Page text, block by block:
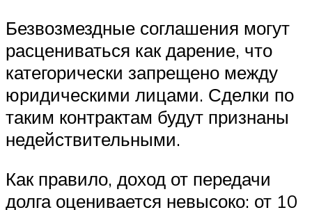
Безвозмездные соглашения могут
расцениваться как дарение, что
категорически запрещено между
юридическими лицами. Сделки по
таким контрактам будут признаны
недействительными.
Как правило, доход от передачи
долга оценивается невысоко: от 10